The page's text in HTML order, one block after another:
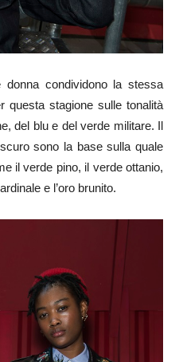
condividono la stessa
questa stagione sulle tonalità
del blu e del verde militare. Il
sono la base sulla quale
il verde pino, il verde ottanio,
e l’oro brunito.